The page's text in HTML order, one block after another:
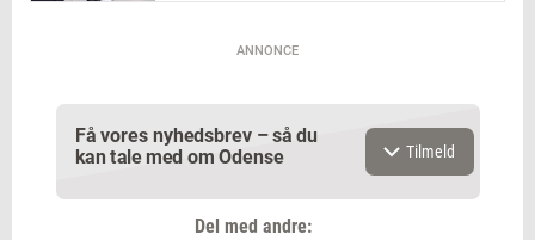
ANNONCE
Få vores nyhedsbrev – så du
kan tale med om Odense
Tilmeld
Del med andre: